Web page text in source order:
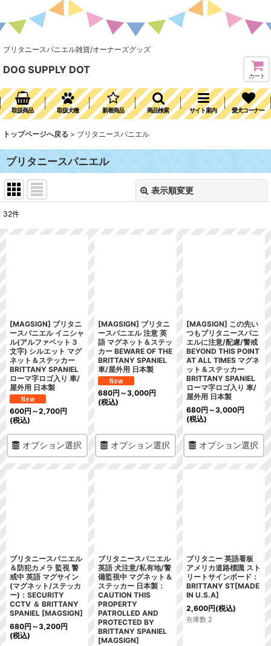
ブリタニースパニエル雑貨/オーナーズグッズ
DOG SUPPLY DOT
カート
取扱商品 取扱犬種 新着商品 商品検索 サイト案内 愛犬コーナー
トップページへ戻る > ブリタニースパニエル
ブリタニースパニエル
表示順変更
32件
[MAGSIGN] ブリタニ
ースパニエル イニシャ
ル(アルファベット３
文字) シルエット マグ
ネット＆ステッカー
BRITTANY SPANIEL
ローマ字ロゴ入り 車/
屋外用 日本製
600円 ～2,700円
(税込)
オプション選択
[MAGSIGN] ブリタニ
ースパニエル 注意 英
語 マグネット＆ステッ
カー BEWARE OF THE
BRITTANY SPANIEL
車/屋外用 日本製
680円 ～3,000円
(税込)
オプション選択
[MAGSIGN] この先い
つもブリタニースパニ
エルに注意/配慮/警戒
BEYOND THIS POINT
AT ALL TIMES マグネ
ット＆ステッカー
BRITTANY SPANIEL
ローマ字ロゴ入り 車/
屋外用 日本製
680円 ～3,000円
(税込)
オプション選択
ブリタニースパニエル
＆防犯カメラ 監視 警
戒中 英語 マグサイン
(マグネット/ステッカ
ー)：SECURITY
CCTV ＆ BRITTANY
SPANIEL [MAGSIGN]
680円 ～3,200円
(税込)
ブリタニースパニエル
英語 犬注意/私有地/警
備監視中 マグネット＆
ステッカー 日本製：
CAUTION THIS
PROPERTY
PATROLLED AND
PROTECTED BY
BRITTANY SPANIEL
[MAGSIGN]
ブリタニー 英語看板
アメリカ道路標識 スト
リートサインボード：
BRITTANY ST[MADE
IN U.S.A]
2,600円(税込)
在庫数 2